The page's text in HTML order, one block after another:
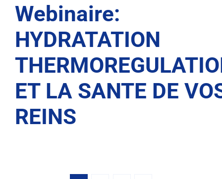
Webinaire:
HYDRATATION
ET LA SANTE DE
REINS